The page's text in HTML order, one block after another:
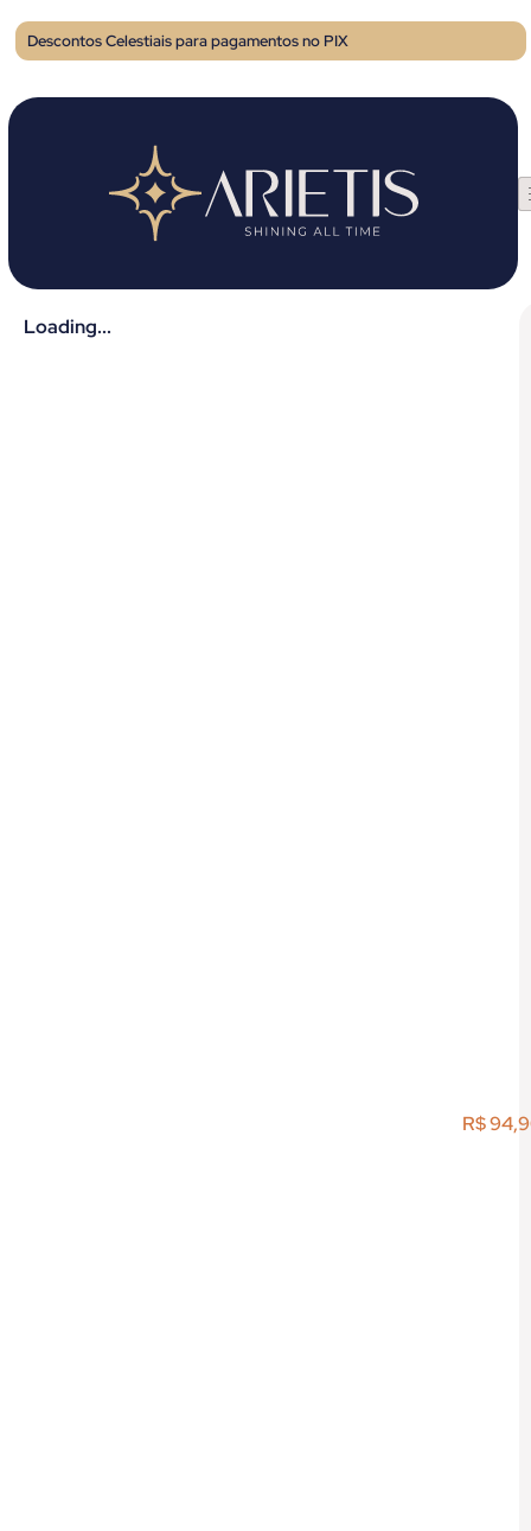
Descontos Celestiais para pagamentos no PIX
Loading...
R$